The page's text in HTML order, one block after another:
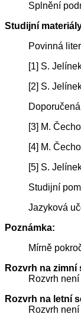
Splnění
Studijní
Povinná
[1] S.
[2] S.
[3] M.
[4] M.
[5] S.
Studijní
Jazyková
Poznámka:
Mírně
Rozvrh na zimní
Rozvrh
Rozvrh na letní
Rozvrh